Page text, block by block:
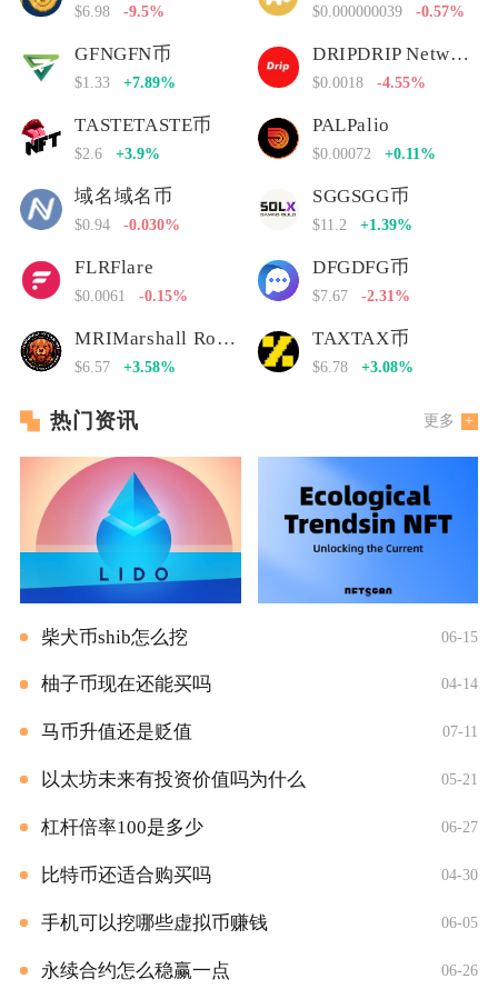
$6.98 -9.5% $0.000000039 -0.57%
GFNGFN币
$1.33 +7.89%
DRIPDRIP Network
$0.0018 -4.55%
TASTETASTE币
$2.6 +3.9%
PALPalio
$0.00072 +0.11%
域名域名币
$0.94 -0.030%
SGGSGG币
$11.2 +1.39%
FLRFlare
$0.0061 -0.15%
DFGDFG币
$7.67 -2.31%
MRIMarshall Rogan Inu
$6.57 +3.58%
TAXTAX币
$6.78 +3.08%
热门资讯 更多
柴犬币shib怎么挖 06-15
柚子币现在还能买吗 04-14
马币升值还是贬值 07-11
以太坊未来有投资价值吗为什么 05-21
杠杆倍率100是多少 06-27
比特币还适合购买吗 04-30
手机可以挖哪些虚拟币赚钱 06-05
永续合约怎么稳赢一点 06-26